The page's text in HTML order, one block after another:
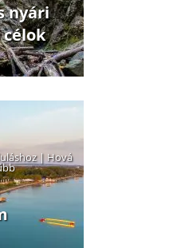
nyári
| Hová